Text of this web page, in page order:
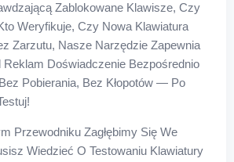
Zablokowane Klawisze, Czy
Weryfikuje, Czy Nowa Klawiatura
Zarzutu, Nasze Narzędzie Zapewnia
Reklam Doświadczenie Bezpośrednio
Pobierania, Bez Kłopotów — Po
Przewodniku Zagłębimy Się We
Wiedzieć O Testowaniu Klawiatury